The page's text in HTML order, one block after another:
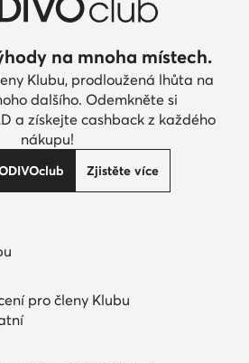
na mnoha místech.
Klubu, prodloužená lhůta na
dalšího. Odemkněte si
a získejte cashback z každého
nákupu!
Zjistěte více
pro členy Klubu